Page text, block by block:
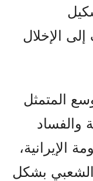
الإخلال
المتمثل
والفساد
الإيرانية،
بشكل